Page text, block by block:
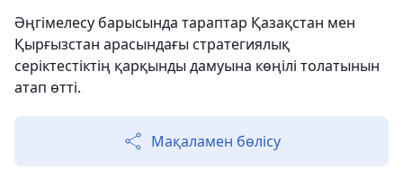
Әңгімелесу барысында тараптар Қазақстан мен
Қырғызстан арасындағы стратегиялық
серіктестіктің қарқынды дамуына көңілі толатынын
атап өтті.
Мақаламен бөлісу